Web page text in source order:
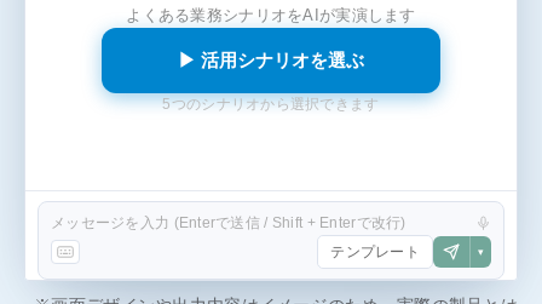
よくある業務シナリオをAIが実演します
▶ 活用シナリオを選ぶ
5つのシナリオから選択できます
メッセージを入力 (Enterで送信 / Shift + Enterで改行)
テンプレート
▾